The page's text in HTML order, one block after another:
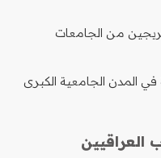
من الجامعات
المدن الجامعية الكبرى
العراقيين